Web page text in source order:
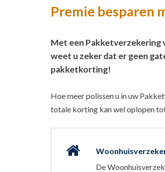
Premie besparen
Met een Pakketverzekering
weet u zeker dat er geen
pakketkorting!
Hoe meer polissen u in uw
totale korting kan wel oplopen
De